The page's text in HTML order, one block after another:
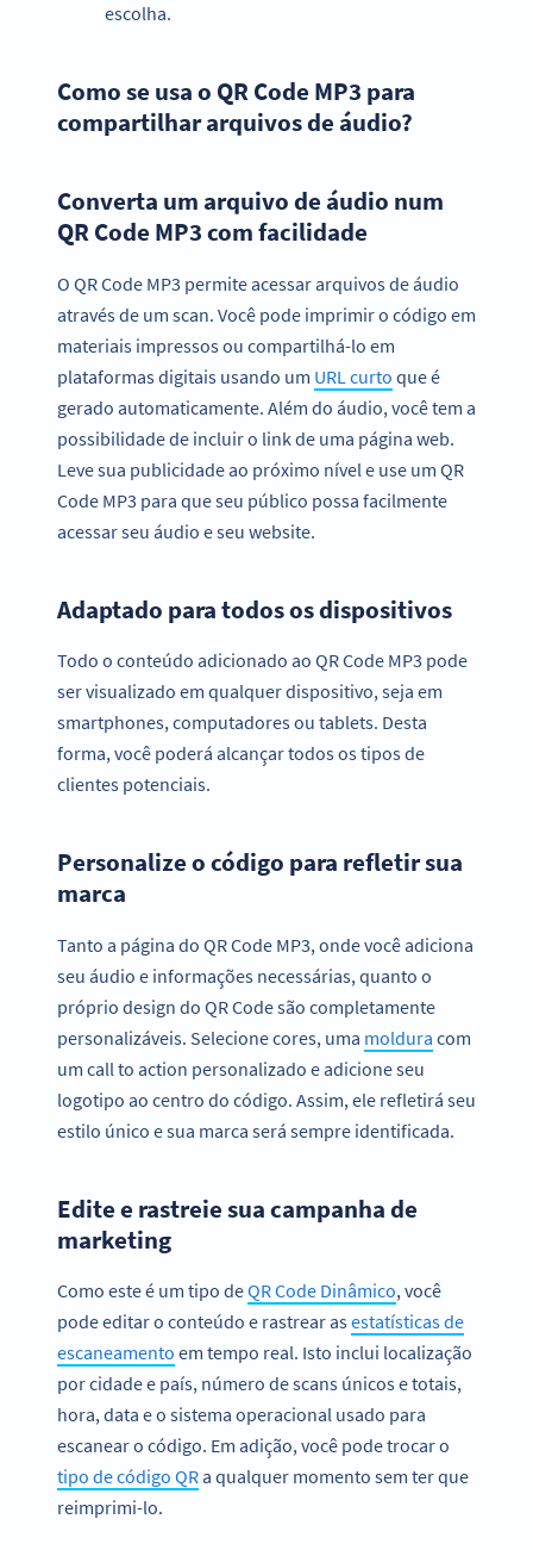
escolha.
Como se usa o QR Code MP3 para
compartilhar arquivos de áudio?
Converta um arquivo de áudio num
QR Code MP3 com facilidade
O QR Code MP3 permite acessar arquivos de áudio
através de um scan. Você pode imprimir o código em
materiais impressos ou compartilhá-lo em
plataformas digitais usando um URL curto que é
gerado automaticamente. Além do áudio, você tem a
possibilidade de incluir o link de uma página web.
Leve sua publicidade ao próximo nível e use um QR
Code MP3 para que seu público possa facilmente
acessar seu áudio e seu website.
Adaptado para todos os dispositivos
Todo o conteúdo adicionado ao QR Code MP3 pode
ser visualizado em qualquer dispositivo, seja em
smartphones, computadores ou tablets. Desta
forma, você poderá alcançar todos os tipos de
clientes potenciais.
Personalize o código para refletir sua
marca
Tanto a página do QR Code MP3, onde você adiciona
seu áudio e informações necessárias, quanto o
próprio design do QR Code são completamente
personalizáveis. Selecione cores, uma moldura com
um call to action personalizado e adicione seu
logotipo ao centro do código. Assim, ele refletirá seu
estilo único e sua marca será sempre identificada.
Edite e rastreie sua campanha de
marketing
Como este é um tipo deQR Code Dinâmico, você
pode editar o conteúdo e rastrear asestatísticas de
escaneamento em tempo real. Isto inclui localização
por cidade e país, número de scans únicos e totais,
hora, data e o sistema operacional usado para
escanear o código. Em adição, você pode trocar o
tipo de código QRa qualquer momento sem ter que
reimprimi-lo.